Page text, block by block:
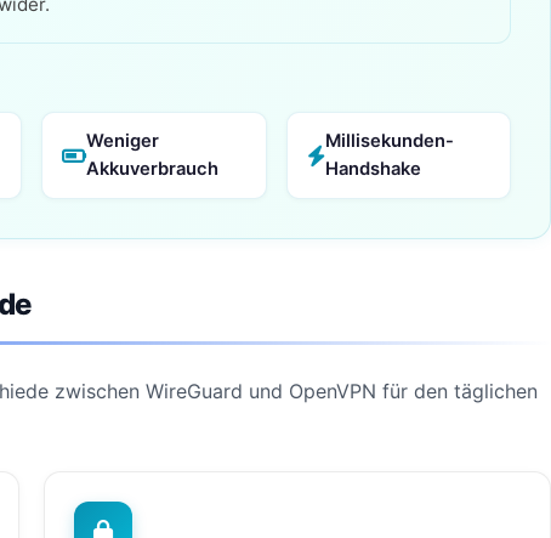
Weniger
Akkuverbrauch
Millisekunden-
Handshake
zwischen WireGuard und OpenVPN für den täglichen